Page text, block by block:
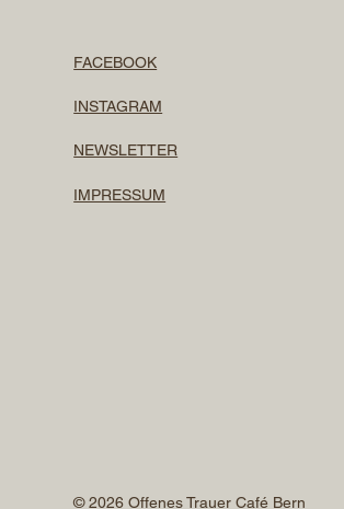
FACEBOOK
INSTAGRAM
NEWSLETTER
IMPRESSUM
© 2026 Offenes Trauer Café Bern